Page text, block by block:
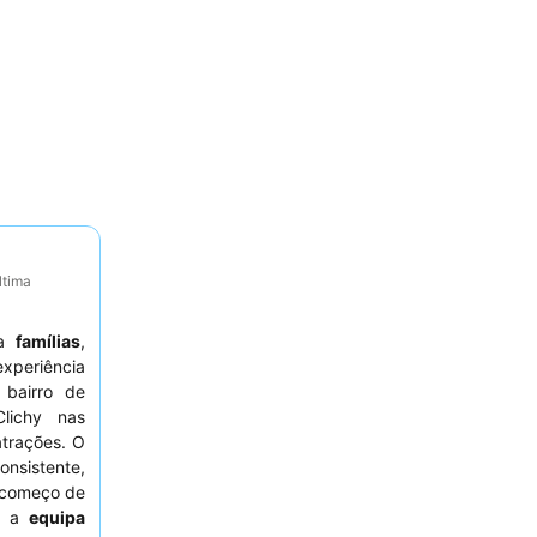
famílias,
de
nas
O
de
a equipa